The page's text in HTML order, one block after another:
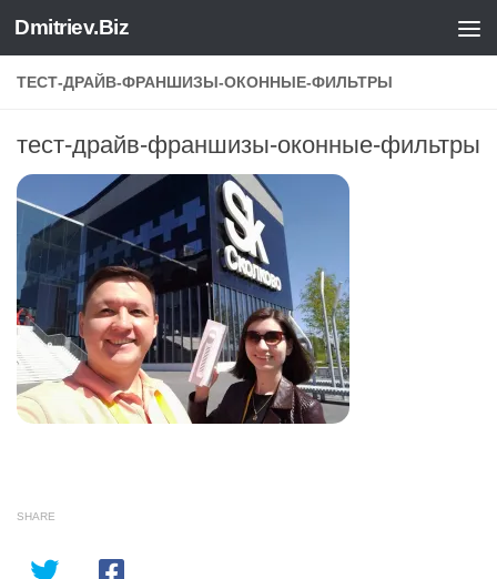
Skip to content
Dmitriev.Biz
ТЕСТ-ДРАЙВ-ФРАНШИЗЫ-ОКОННЫЕ-ФИЛЬТРЫ
тест-драйв-франшизы-оконные-фильтры
SHARE